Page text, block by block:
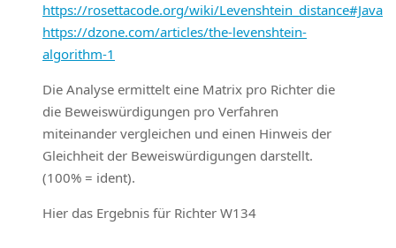
https://rosettacode.org/wiki/Levenshtein_distance#Java
https://dzone.com/articles/the-levenshtein-
algorithm-1
Die Analyse ermittelt eine Matrix pro Richter die
die Beweiswürdigungen pro Verfahren
miteinander vergleichen und einen Hinweis der
Gleichheit der Beweiswürdigungen darstellt.
(100% = ident).
Hier das Ergebnis für Richter W134